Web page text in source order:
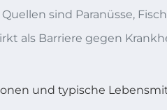
sind Paranüsse,
als Barriere gegen
und typische